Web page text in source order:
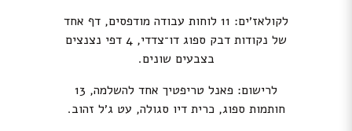
לקולאז׳ים: 11 לוחות עבודה מודפסים, דף אחד
של נקודות דבק ספוג דו־צדדי, 4 דפי נצנצים
בצבעים שונים.
לרישום: פאנל טריפטיך אחד להשלמה, 13
חותמות ספוג, כרית דיו סגולה, עט ג׳ל זהוב.